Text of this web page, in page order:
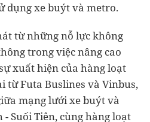
dụng xe buýt và metro.
từ những nỗ lực không
trong việc nâng cao
xuất hiện của hàng loạt
từ Futa Buslines và Vinbus,
mạng lưới xe buýt và
Suối Tiên, cùng hàng loạt